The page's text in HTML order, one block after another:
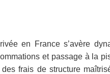
en France s’avère
et passage à la
frais de structure